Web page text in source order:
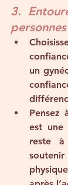
3.
personnes
un
Pensez
est une
reste